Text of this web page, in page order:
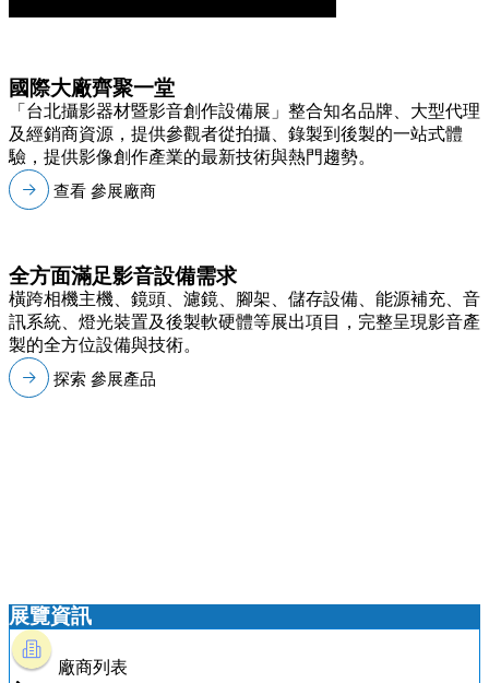
國際大廠齊聚一堂
「台北攝影器材暨影音創作設備展」整合知名品牌、大型代理
及經銷商資源，提供參觀者從拍攝、錄製到後製的一站式體
驗，提供影像創作產業的最新技術與熱門趨勢。
查看 參展廠商
全方面滿足影音設備需求
橫跨相機主機、鏡頭、濾鏡、腳架、儲存設備、能源補充、音
訊系統、燈光裝置及後製軟硬體等展出項目，完整呈現影音產
製的全方位設備與技術。
探索 參展產品
展覽資訊
廠商列表